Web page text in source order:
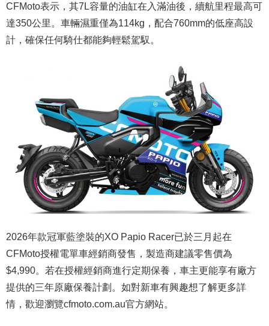
CFMoto表示，其7L容量的油缸在入滿油後，續航里程最高可
達350公里。車輛濕重僅為114kg，配合760mm的低座高設
計，確保任何騎仕都能夠輕鬆駕馭。
2026年款冠軍藍塗裝的XO Papio Racer已於三月起在
CFMoto授權電單車經銷商發售，製造商建議零售價為
$4,990。若在授權經銷商進行定期保養，車主更能享有廠方
提供的三年原廠保養計劃。如對新車有興趣想了解更多詳
情，歡迎瀏覽cfmoto.com.au官方網站。